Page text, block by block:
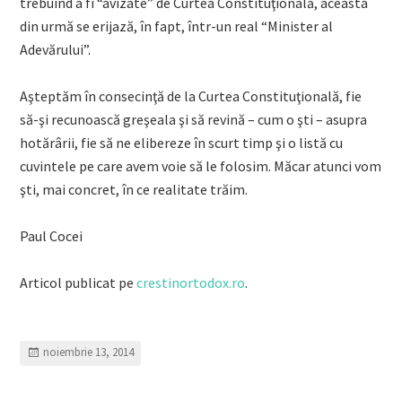
din urmă se erijază, în fapt, într-un real “Minister al
Adevărului”.
Aşteptăm în consecinţă de la Curtea Constituţională, fie
să-şi recunoască greşeala şi să revină – cum o şti – asupra
hotărârii, fie să ne elibereze în scurt timp şi o listă cu
cuvintele pe care avem voie să le folosim. Măcar atunci vom
şti, mai concret, în ce realitate trăim.
Paul Cocei
Articol publicat pecrestinortodox.ro.
noiembrie 13, 2014